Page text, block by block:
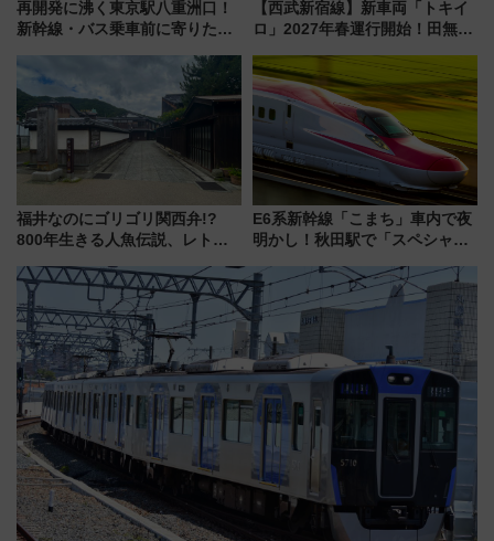
再開発に沸く東京駅八重洲口！
新幹線・バス乗車前に寄りたい
やり＆スタミナグルメ」6選【新
店舗も！】
【西武新宿線】新車両「トキイ
ロ」2027年春運行開始！田無・
「第2弾」も
福井なのにゴリゴリ関西弁!?
800年生きる人魚伝説、レトロ
屋カフェで非日常を！週末観光
に最適な小浜の歩き方
E6系新幹線「こまち」車内で夜
明かし！秋田駅で「スペシャル
法は？